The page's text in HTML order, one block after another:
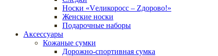
Носки «Vеликоросс – Zдорово!»
Женские носки
Подарочные наборы
Аксессуары
Кожаные сумки
Дорожно-спортивная сумка